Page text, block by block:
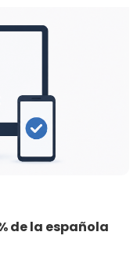
de la española